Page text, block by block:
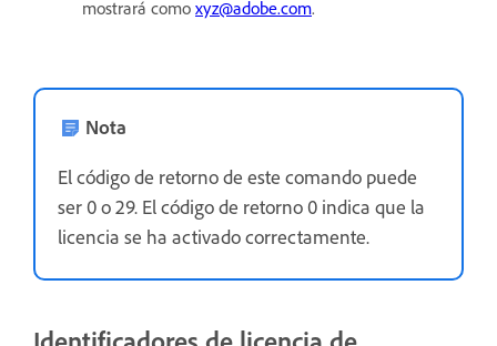
mostrará como xyz@adobe.com.
Nota
El código de retorno de este comando puede
ser 0 o 29. El código de retorno 0 indica que la
licencia se ha activado correctamente.